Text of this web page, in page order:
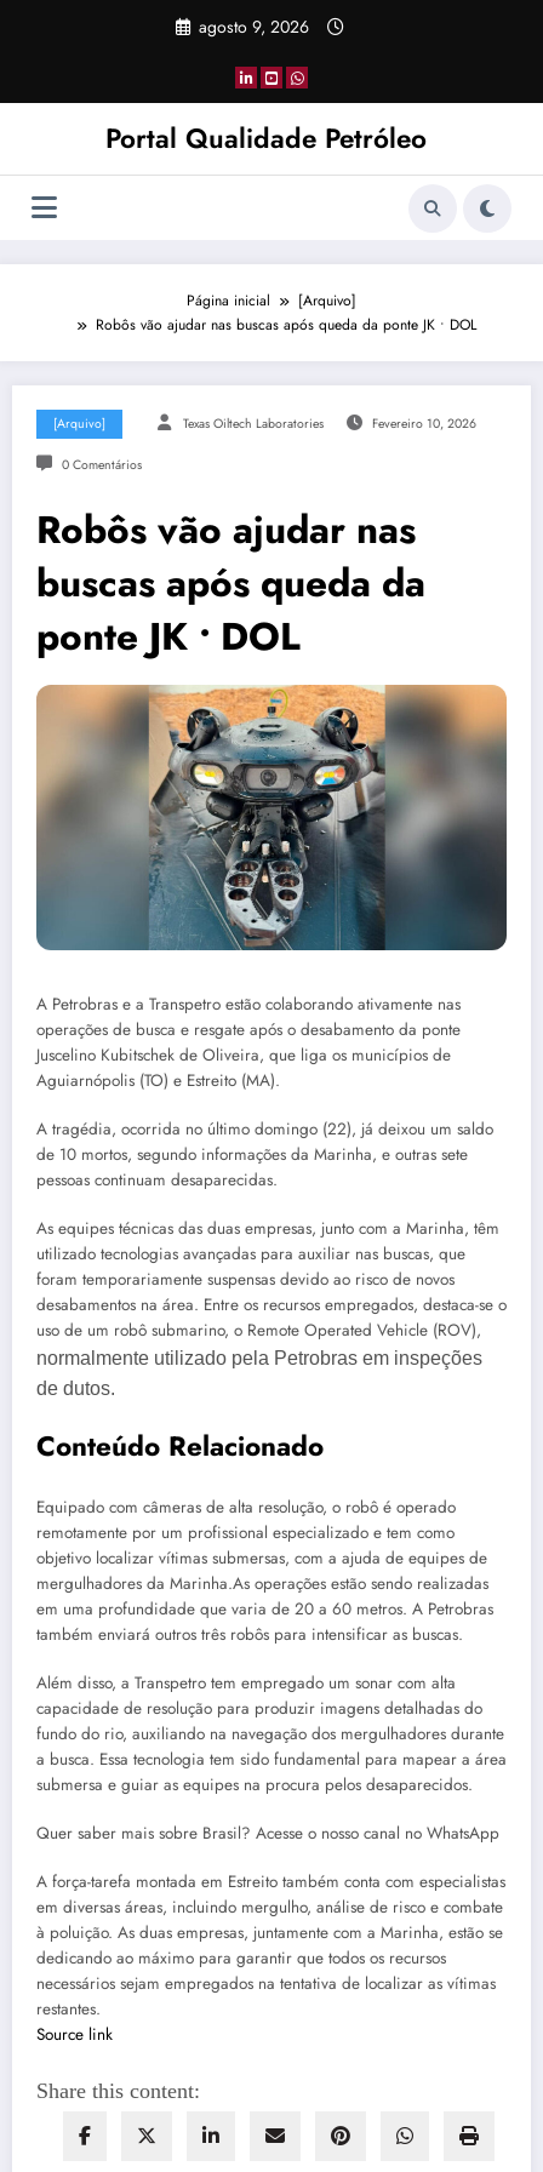
agosto 9, 2026
Portal Qualidade Petróleo
Página inicial
[Arquivo]
Robôs vão ajudar nas buscas após queda da ponte JK • DOL
[Arquivo] Texas Oiltech Laboratories Fevereiro 10, 2026
0 Comentários
Robôs vão ajudar nas
buscas após queda da
ponte JK • DOL
A Petrobras e a Transpetro estão colaborando ativamente nas
operações de busca e resgate após o desabamento da ponte
Juscelino Kubitschek de Oliveira, que liga os municípios de
Aguiarnópolis (TO) e Estreito (MA).
A tragédia, ocorrida no último domingo (22), já deixou um saldo
de 10 mortos, segundo informações da Marinha, e outras sete
pessoas continuam desaparecidas.
As equipes técnicas das duas empresas, junto com a Marinha, têm
utilizado tecnologias avançadas para auxiliar nas buscas, que
foram temporariamente suspensas devido ao risco de novos
desabamentos na área. Entre os recursos empregados, destaca-se o
uso de um robô submarino, o Remote Operated Vehicle (ROV),
normalmente utilizado pela Petrobras em inspeções
de dutos.
Conteúdo Relacionado
Equipado com câmeras de alta resolução, o robô é operado
remotamente por um profissional especializado e tem como
objetivo localizar vítimas submersas, com a ajuda de equipes de
mergulhadores da Marinha.As operações estão sendo realizadas
em uma profundidade que varia de 20 a 60 metros. A Petrobras
também enviará outros três robôs para intensificar as buscas.
Além disso, a Transpetro tem empregado um sonar com alta
capacidade de resolução para produzir imagens detalhadas do
fundo do rio, auxiliando na navegação dos mergulhadores durante
a busca. Essa tecnologia tem sido fundamental para mapear a área
submersa e guiar as equipes na procura pelos desaparecidos.
Quer saber mais sobre Brasil? Acesse o nosso canal no WhatsApp
A força-tarefa montada em Estreito também conta com especialistas
em diversas áreas, incluindo mergulho, análise de risco e combate
à poluição. As duas empresas, juntamente com a Marinha, estão se
dedicando ao máximo para garantir que todos os recursos
necessários sejam empregados na tentativa de localizar as vítimas
restantes.
Source link
Share this content: